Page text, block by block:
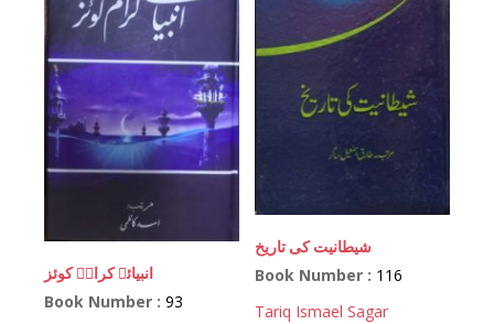
انبیائے کرامؑ کوئز
Book Number : 93
شیطانیت کی تاریخ
Book Number : 116
Tariq Ismael Sagar